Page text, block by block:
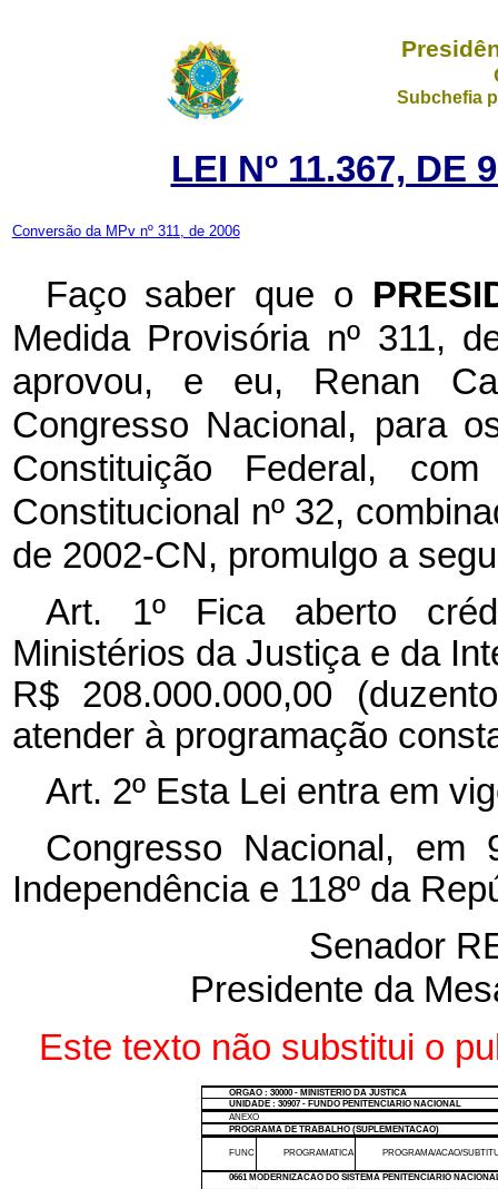
Subchefia
LEI Nº 11.367, DE
Conversão da MPv nº 311, de 2006
Faço saber que o
Medida Provisória nº 311,
aprovou, e eu, Renan
Congresso Nacional, para
Constituição Federal,
Constitucional nº 32,
de 2002-CN, promulgo a
Art. 1º Fica aberto
Ministérios da Justiça e da
R$ 208.000.000,00
atender à programação
Art. 2º Esta Lei entra em
Congresso Nacional,
Independência e 118º da
Senador
Presidente da
Este texto não substitui o
ORGAO : 30000 - MINISTERIO DA JUSTICA
UNIDADE : 30907 - FUNDO PENITENCIARIO NACIONAL
ANEXO
PROGRAMA DE TRABALHO (SUPLEMENTACAO)
FUNC PROGRAMATICA PROGRAMA/ACAO/
0661 MODERNIZACAO DO SISTEMA PENITENCIARIO